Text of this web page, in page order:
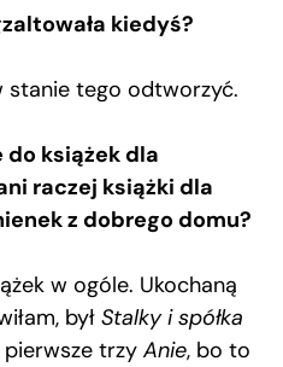
kiedyś?
stanie tego odtworzyć.
do książek dla
raczej książki dla
z dobrego domu?
w ogóle. Ukochaną
był Stalky i spółka
pierwsze trzy Anie, bo to